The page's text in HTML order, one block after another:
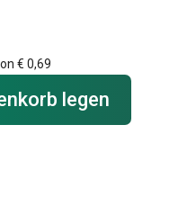
€ 0,69
legen